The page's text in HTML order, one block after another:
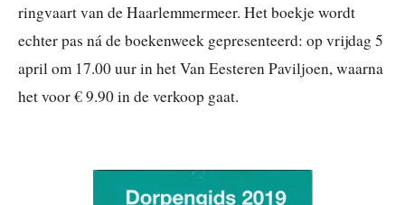
ringvaart van de Haarlemmermeer. Het boekje wordt
echter pas ná de boekenweek gepresenteerd: op vrijdag 5
april om 17.00 uur in het Van Eesteren Paviljoen, waarna
het voor € 9.90 in de verkoop gaat.